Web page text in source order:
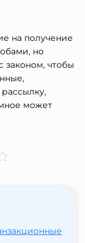
на получение
но
законом, чтобы
может